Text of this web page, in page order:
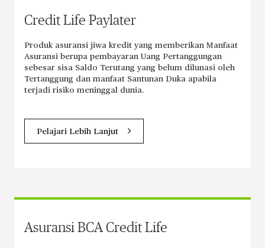
Credit Life Paylater
Produk asuransi jiwa kredit yang memberikan Manfaat
Asuransi berupa pembayaran Uang Pertanggungan
sebesar sisa Saldo Terutang yang belum dilunasi oleh
Tertanggung dan manfaat Santunan Duka apabila
terjadi risiko meninggal dunia.
Pelajari Lebih Lanjut
Asuransi BCA Credit Life